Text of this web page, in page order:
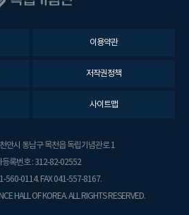
이용약관
저작권정책
사이트맵
안시 동남구 목천읍 독립기념관로 1
등록번호 : 312-82-02552
560-0114. FAX 041-557-8167.
HALL OF KOREA. ALL RIGHTS RESERVED.